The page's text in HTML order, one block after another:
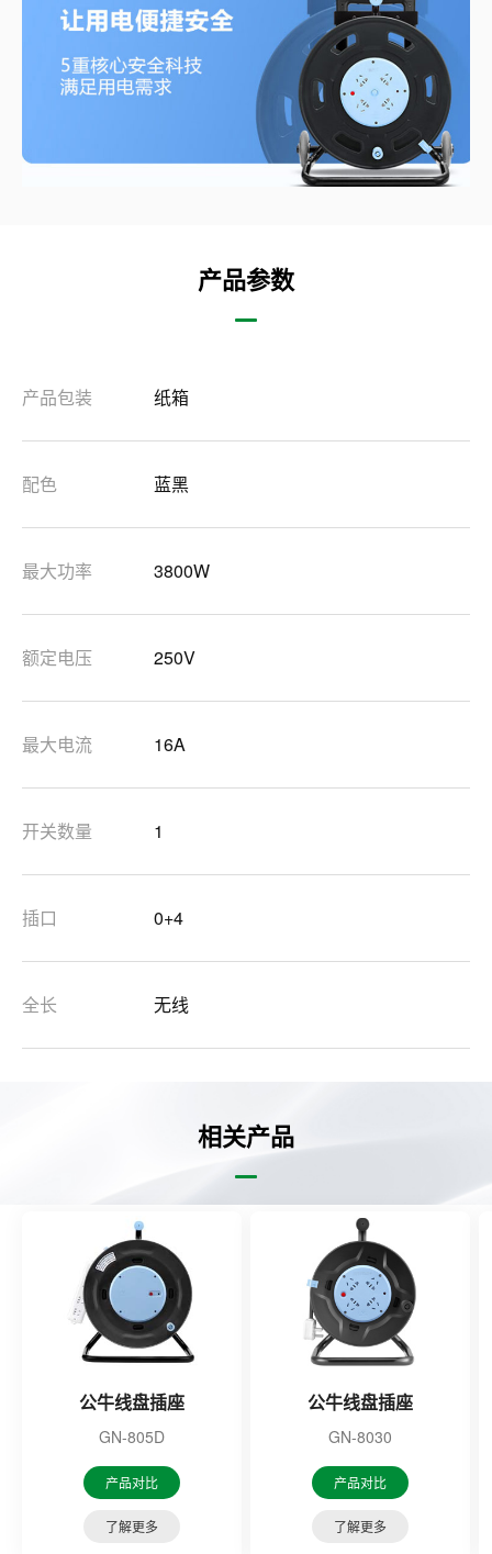
产品参数
产品包装 纸箱
配色 蓝黑
最大功率 3800W
额定电压 250V
最大电流 16A
开关数量 1
插口 0+4
全长 无线
相关产品
公牛线盘插座
GN-805D
产品对比
了解更多
公牛线盘插座
GN-8030
产品对比
了解更多